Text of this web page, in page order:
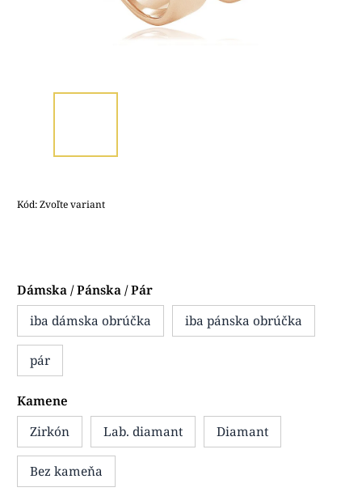
Kód:Zvoľte variant
Dámska / Pánska / Pár
iba dámska obrúčka
iba pánska obrúčka
pár
Kamene
Zirkón
Lab. diamant Diamant
Bez kameňa